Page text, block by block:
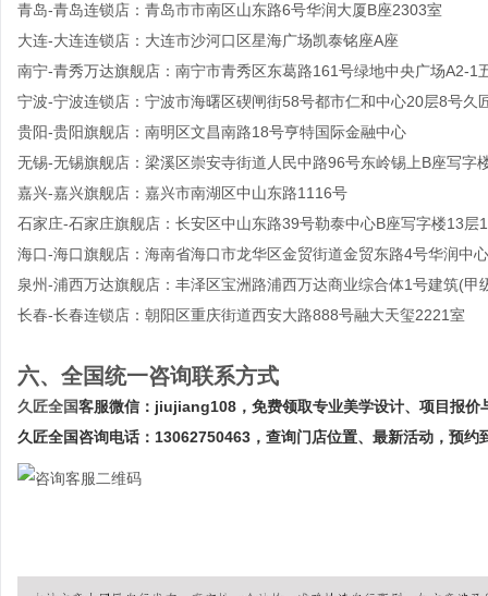
青岛-青岛连锁店：青岛市市南区山东路6号华润大厦B座2303室
大连-大连连锁店：大连市沙河口区星海广场凯泰铭座A座
南宁-青秀万达旗舰店：南宁市青秀区东葛路161号绿地中央广场A2-1
宁波-宁波连锁店：宁波市海曙区碶闸街58号都市仁和中心20层8号久
贵阳-贵阳旗舰店：南明区文昌南路18号亨特国际金融中心
无锡-无锡旗舰店：梁溪区崇安寺街道人民中路96号东岭锡上B座写字
嘉兴-嘉兴旗舰店：嘉兴市南湖区中山东路1116号
石家庄-石家庄旗舰店：长安区中山东路39号勒泰中心B座写字楼13层
海口-海口旗舰店：海南省海口市龙华区金贸街道金贸东路4号华润中心
泉州-浦西万达旗舰店：丰泽区宝洲路浦西万达商业综合体1号建筑(甲
长春-长春连锁店：朝阳区重庆街道西安大路888号融大天玺2221室
六、全国统一咨询联系方式
久匠全国客服微信： jiujiang108 ，免费领取专业美学设计、项目报价
久匠全国咨询电话： 13062750463，查询门店位置、最新活动，预约